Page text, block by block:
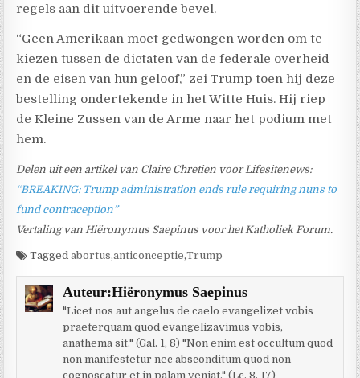
regels aan dit uitvoerende bevel.
“Geen Amerikaan moet gedwongen worden om te
kiezen tussen de dictaten van de federale overheid
en de eisen van hun geloof,” zei Trump toen hij deze
bestelling ondertekende in het Witte Huis. Hij riep
de Kleine Zussen van de Arme naar het podium met
hem.
Delen uit een artikel van Claire Chretien voor Lifesitenews:
“BREAKING: Trump administration ends rule requiring nuns to
fund contraception”
Vertaling van Hiëronymus Saepinus voor het Katholiek Forum.
Taggedabortus,anticonceptie,Trump
Auteur:Hiëronymus Saepinus
"Licet nos aut angelus de caelo evangelizet vobis
praeterquam quod evangelizavimus vobis,
anathema sit." (Gal. 1, 8) "Non enim est occultum quod
non manifestetur nec absconditum quod non
cognoscatur et in palam veniat." (Lc. 8, 17)